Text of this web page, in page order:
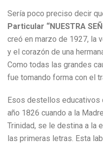
Sería poco preciso decir
Particular “NUESTRA
creó en marzo de 1927, la
y el corazón de una
Como todas las grandes
fue tomando forma con el
Esos destellos educativos
año 1826 cuando a la
Trinidad, se le destina a la
las primeras letras. Esta